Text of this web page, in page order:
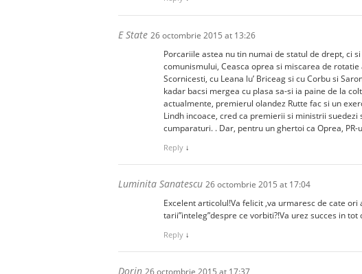
E State 26 octombrie 2015 at 13:26
Porcariile astea nu tin numai de statul de drept, ci
comunismului, Ceasca oprea si miscarea de
Scornicesti, cu Leana lu’ Briceag si cu Corbu si
kadar bacsi mergea cu plasa sa-si ia paine de la
actualmente, premierul olandez Rutte fac si un
Lindh incoace, cred ca premierii si ministrii
cumparaturi. . Dar, pentru un ghertoi ca Oprea, PR-
Reply ↓
Luminita Sanatescu 26 octombrie 2015 at 17:04
Excelent articolul!Va felicit ,va urmaresc de cate
tarii”inteleg”despre ce vorbiti?!Va urez succes in
Reply ↓
Dorin